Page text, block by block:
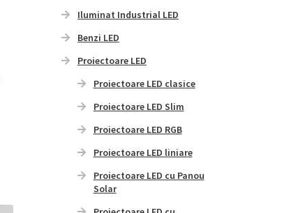
Iluminat Industrial LED
Benzi LED
Proiectoare LED
Proiectoare LED clasice
Proiectoare LED Slim
Proiectoare LED RGB
Proiectoare LED liniare
Proiectoare LED cu Panou
Solar